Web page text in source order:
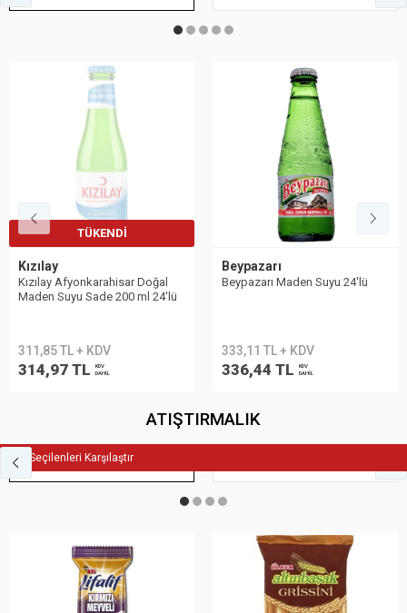
TÜKENDI
Kızılay
Kızılay Afyonkarahisar Doğal
Maden Suyu Sade 200 ml 24'lü
311,85 TL + KDV
314,97 TL
KDV
DAHİL
Beypazarı
Beypazarı Maden Suyu 24′lü
333,11 TL + KDV
336,44 TL
KDV
DAHİL
ATIŞTIRMALIK
Fit Atıştırmalık
Seçilenleri Karşılaştır